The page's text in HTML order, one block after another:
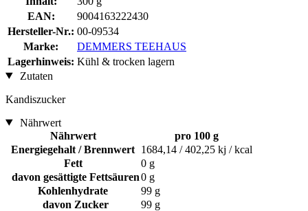
EAN:
9004163222430
Hersteller-Nr.: 00-09534
Marke:
DEMMERS TEEHAUS
Lagerhinweis: Kühl & trocken lagern
Zutaten
Kandiszucker
Nährwert
Nährwert
pro 100 g
Energiegehalt / Brennwert 1684,14 / 402,25 kj / kcal
Fett
0 g
davon gesättigte Fettsäuren0 g
Kohlenhydrate
99 g
davon Zucker
99 g